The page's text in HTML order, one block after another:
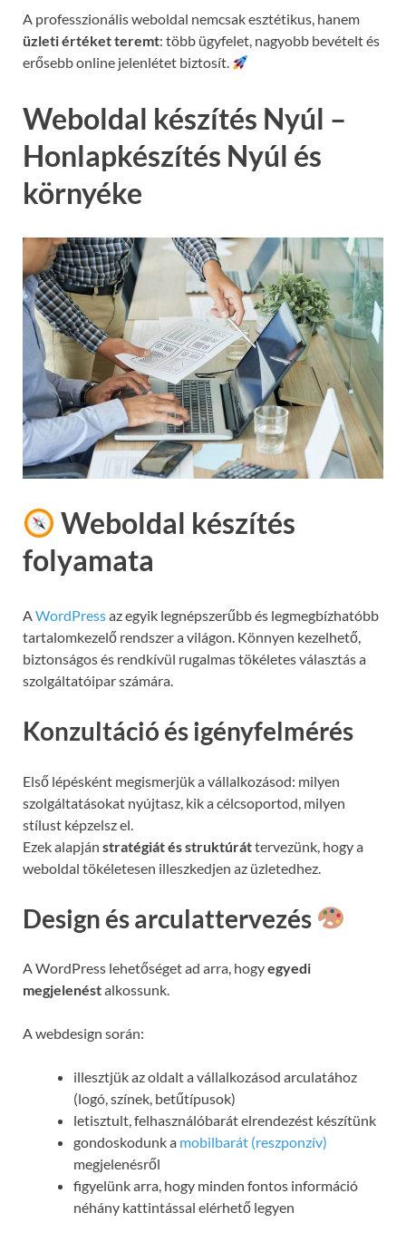
A professzionális weboldal nemcsak esztétikus, hanem
üzleti értéket teremt: több ügyfelet, nagyobb bevételt és
erősebb online jelenlétet biztosít.
Weboldal készítés Nyúl –
Honlapkészítés Nyúl és
környéke
Weboldal készítés
folyamata
AWordPressaz egyik legnépszerűbb és legmegbízhatóbb
tartalomkezelő rendszer a világon. Könnyen kezelhető,
biztonságos és rendkívül rugalmas tökéletes választás a
szolgáltatóipar számára.
Konzultáció és igényfelmérés
Első lépésként megismerjük a vállalkozásod: milyen
szolgáltatásokat nyújtasz, kik a célcsoportod, milyen
stílust képzelsz el.
Ezek alapján stratégiát és struktúráttervezünk, hogy a
weboldal tökéletesen illeszkedjen az üzletedhez.
Design és arculattervezés
A WordPress lehetőséget ad arra, hogyegyedi
megjelenéstalkossunk.
A webdesign során:
illesztjük az oldalt a vállalkozásod arculatához
(logó, színek, betűtípusok)
letisztult, felhasználóbarát elrendezést készítünk
gondoskodunk a mobilbarát (reszponzív)
megjelenésről
figyelünk arra, hogy minden fontos információ
néhány kattintással elérhető legyen